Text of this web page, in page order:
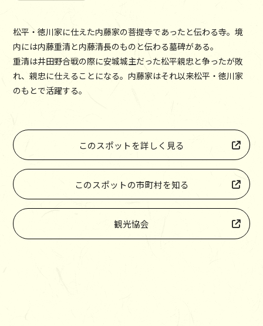
松平・徳川家に仕えた内藤家の菩提寺であったと伝わる寺。境
内には内藤重清と内藤清長のものと伝わる墓碑がある。
重清は井田野合戦の際に安城城主だった松平親忠と争ったが敗
れ、親忠に仕えることになる。内藤家はそれ以来松平・徳川家
のもとで活躍する。
このスポットを詳しく見る
このスポットの市町村を知る
観光協会